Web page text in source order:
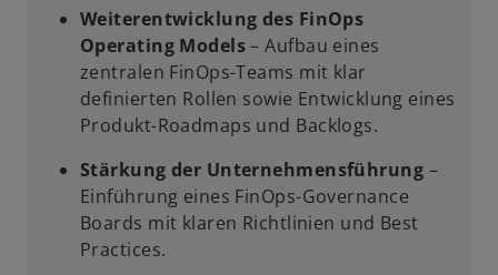
Weiterentwicklung des FinOps
Operating Models– Aufbau eines
zentralen FinOps-Teams mit klar
definierten Rollen sowie Entwicklung eines
Produkt-Roadmaps und Backlogs.
Stärkung der Unternehmensführung –
Einführung eines FinOps-Governance
Boards mit klaren Richtlinien und Best
Practices.